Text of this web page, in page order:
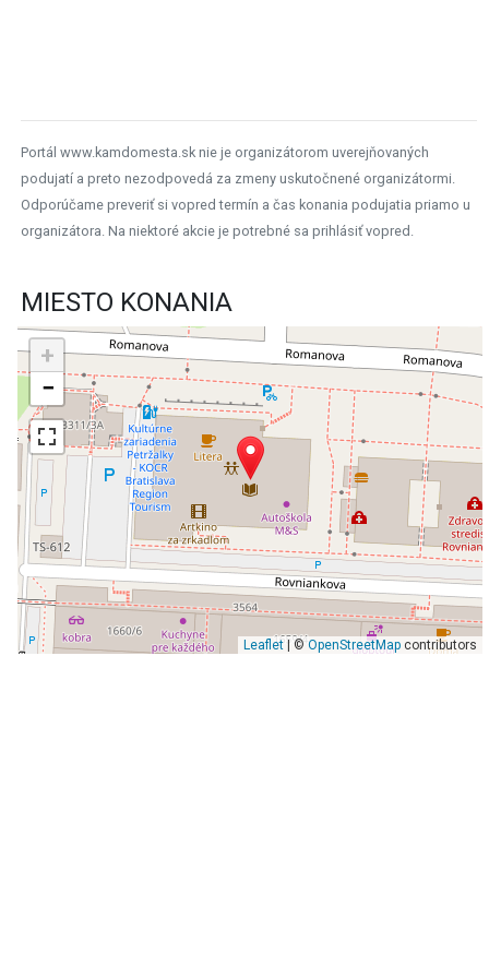
Portál www.kamdomesta.sk nie je organizátorom uverejňovaných
podujatí a preto nezodpovedá za zmeny uskutočnené organizátormi.
Odporúčame preveriť si vopred termín a čas konania podujatia priamo u
organizátora. Na niektoré akcie je potrebné sa prihlásiť vopred.
MIESTO KONANIA
+
−
Leaflet| © OpenStreetMapcontributors